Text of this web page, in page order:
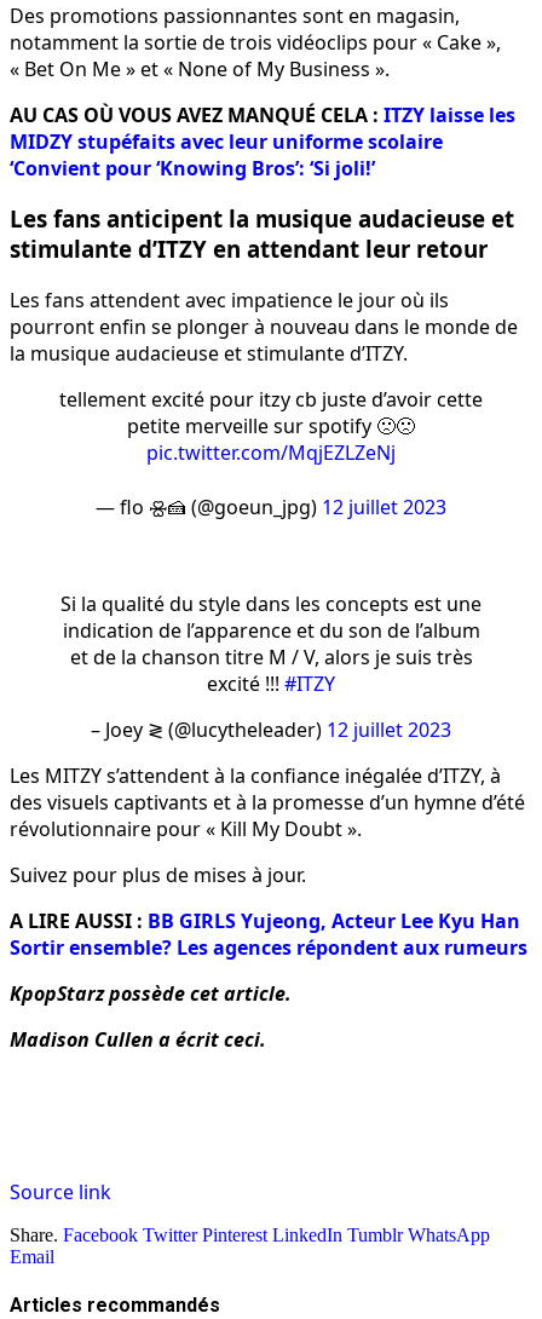
Des promotions passionnantes sont en magasin,
notamment la sortie de trois vidéoclips pour « Cake »,
« Bet On Me » et « None of My Business ».
AU CAS OÙ VOUS AVEZ MANQUÉ CELA : ITZY laisse les
MIDZY stupéfaits avec leur uniforme scolaire
‘Convient pour ‘Knowing Bros’: ‘Si joli!’
Les fans anticipent la musique audacieuse et
stimulante d’ITZY en attendant leur retour
Les fans attendent avec impatience le jour où ils
pourront enfin se plonger à nouveau dans le monde de
la musique audacieuse et stimulante d’ITZY.
tellement excité pour itzy cb juste d’avoir cette
petite merveille sur spotify 🙁🙁
pic.twitter.com/MqjEZLZeNj
— flo 🝮🍰 (@goeun_jpg) 12 juillet 2023
Si la qualité du style dans les concepts est une
indication de l’apparence et du son de l’album
et de la chanson titre M / V, alors je suis très
excité !!! #ITZY
– Joey ≷ (@lucytheleader) 12 juillet 2023
Les MITZY s’attendent à la confiance inégalée d’ITZY, à
des visuels captivants et à la promesse d’un hymne d’été
révolutionnaire pour « Kill My Doubt ».
Suivez pour plus de mises à jour.
A LIRE AUSSI : BB GIRLS Yujeong, Acteur Lee Kyu Han
Sortir ensemble? Les agences répondent aux rumeurs
KpopStarz possède cet article.
Madison Cullen a écrit ceci.
Source link
Share. Facebook Twitter Pinterest LinkedIn Tumblr WhatsApp
Email
Articles recommandés